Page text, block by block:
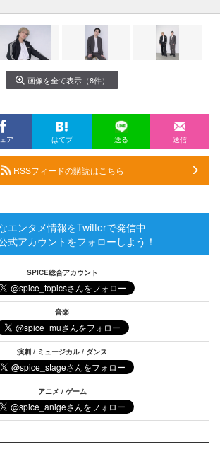
画像を全て表示（8件）
ア はてブ 送る 送信
RSSフィードの購読はこちら
エンタメ情報をTwitterで発信中
式アカウントをフォローしよう！
SPICE総合アカウント
音楽
演劇 / ミュージカル / ダンス
アニメ / ゲーム